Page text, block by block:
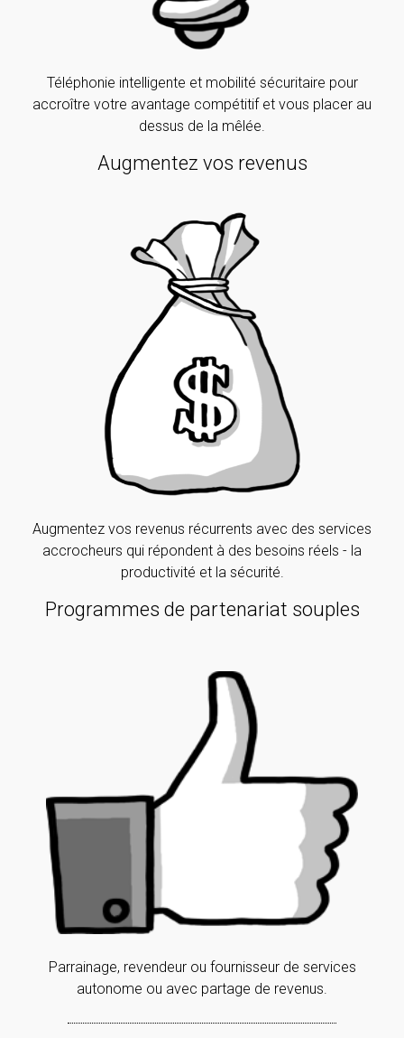
Téléphonie intelligente et mobilité sécuritaire pour
accroître votre avantage compétitif et vous placer au
dessus de la mêlée.
Augmentez vos revenus
Augmentez vos revenus récurrents avec des services
accrocheurs qui répondent à des besoins réels - la
productivité et la sécurité.
Programmes de partenariat souples
Parrainage, revendeur ou fournisseur de services
autonome ou avec partage de revenus.